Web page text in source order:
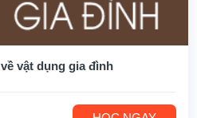
vật dụng gia đình